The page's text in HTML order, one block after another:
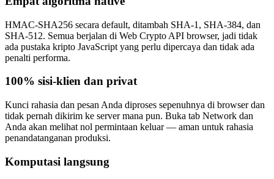
HMAC-SHA256 secara default, ditambah SHA-1, SHA-384, dan
SHA-512. Semua berjalan di Web Crypto API browser, jadi tidak
ada pustaka kripto JavaScript yang perlu dipercaya dan tidak ada
penalti performa.
100% sisi-klien dan privat
Kunci rahasia dan pesan Anda diproses sepenuhnya di browser dan
tidak pernah dikirim ke server mana pun. Buka tab Network dan
Anda akan melihat nol permintaan keluar — aman untuk rahasia
penandatanganan produksi.
Komputasi langsung